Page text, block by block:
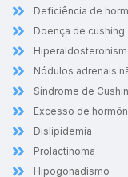
Deficiência de
Doença de cushing
Nódulos adrenais
Síndrome de
Excesso de
Dislipidemia
Prolactinoma
Hipogonadismo